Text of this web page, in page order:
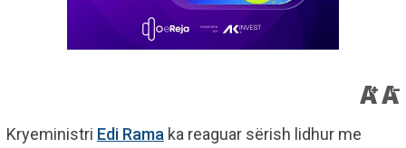
Kryeministri Edi Rama ka reaguar sërish lidhur me